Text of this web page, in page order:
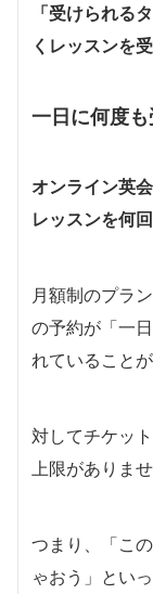
「受けられる
くレッスンを
一日に何度
オンライン英
レッスンを何
月額制のプラ
の予約が「一
れていることが
対してチケッ
上限がありませ
つまり、「こ
ゃおう」とい